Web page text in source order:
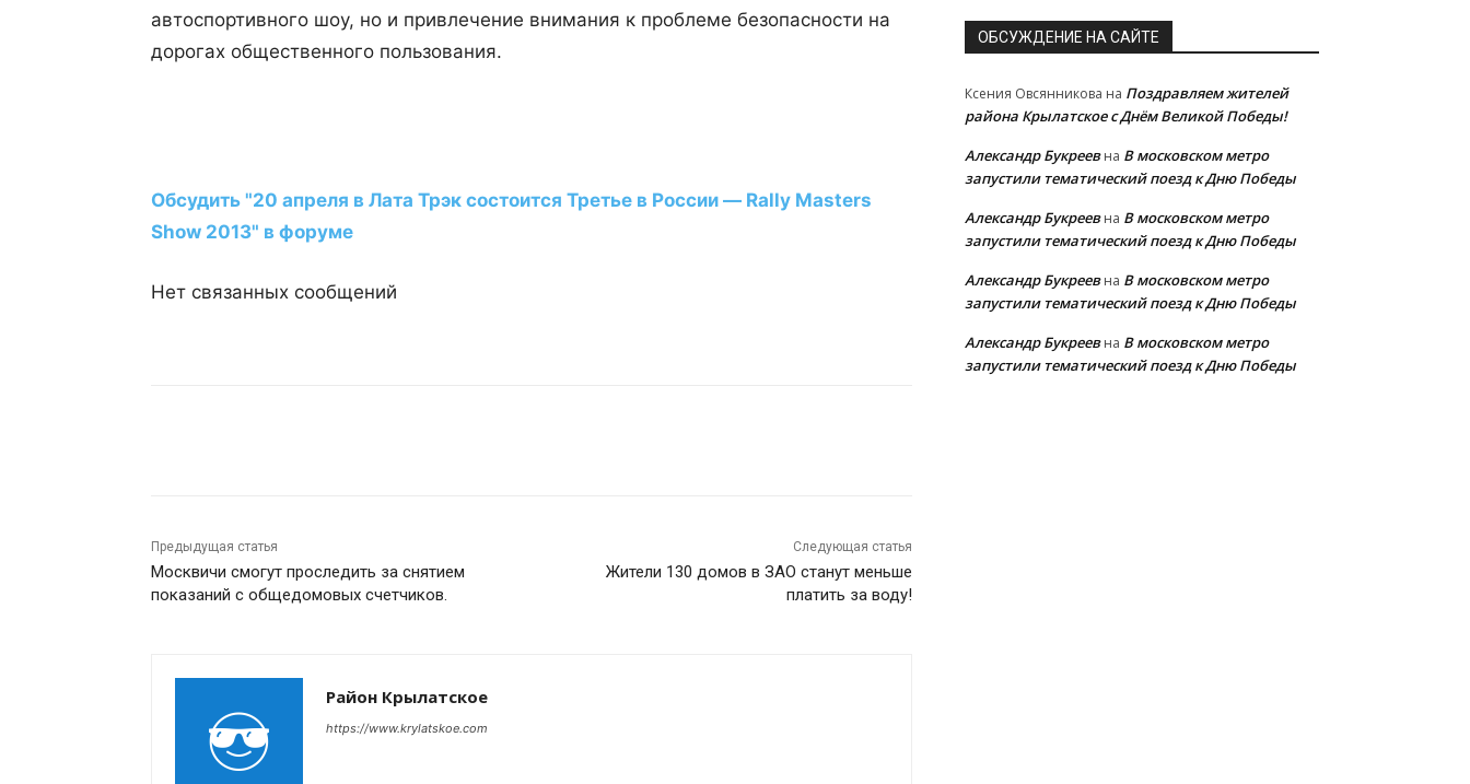
автоспортивного шоу, но и привлечение внимания к проблеме безопасности на
дорогах общественного пользования.
Обсудить "20 апреля в Лата Трэк состоится Третье в России — Rally Masters
Show 2013" в форуме
Нет связанных сообщений
Предыдущая статья
Москвичи смогут проследить за снятием
показаний с общедомовых счетчиков.
Следующая статья
Жители 130 домов в ЗАО станут меньше
платить за воду!
Район Крылатское
https://www.krylatskoe.com
ОБСУЖДЕНИЕ НА САЙТЕ
Ксения Овсянникова на Поздравляем жителей
района Крылатское с Днём Великой Победы!
Александр Букреевна В московском метро
запустили тематический поезд к Дню Победы
Александр Букреевна В московском метро
запустили тематический поезд к Дню Победы
Александр Букреевна В московском метро
запустили тематический поезд к Дню Победы
Александр Букреевна В московском метро
запустили тематический поезд к Дню Победы